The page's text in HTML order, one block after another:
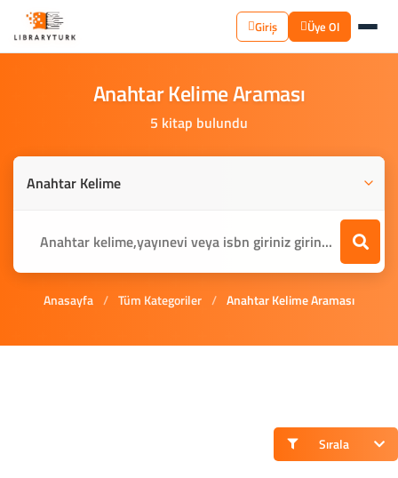
Giriş Üye Ol
AnahtarKelimeAraması
5 kitap bulundu
Anasayfa / Tüm Kategoriler / Anahtar Kelime Araması
Sırala